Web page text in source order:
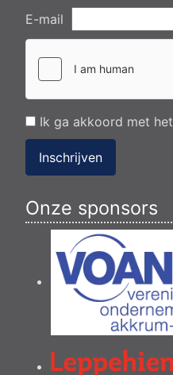
E-mail
Ik ga akkoord met het
Inschrijven
Onze sponsors